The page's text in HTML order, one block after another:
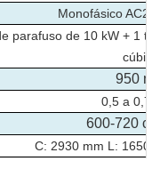
Monofásico
parafuso de 10 kW + 1
cúbico
950
0,5 a 0,7
600-720
C: 2930 mm L: 1650